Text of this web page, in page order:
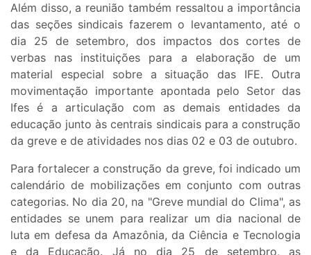
Além disso, a reunião também ressaltou a importância
das seções sindicais fazerem o levantamento, até o
dia 25 de setembro, dos impactos dos cortes de
verbas nas instituições para a elaboração de um
material especial sobre a situação das IFE. Outra
movimentação importante apontada pelo Setor das
Ifes é a articulação com as demais entidades da
educação junto às centrais sindicais para a construção
da greve e de atividades nos dias 02 e 03 de outubro.
Para fortalecer a construção da greve, foi indicado um
calendário de mobilizações em conjunto com outras
categorias. No dia 20, na "Greve mundial do Clima", as
entidades se unem para realizar um dia nacional de
luta em defesa da Amazônia, da Ciência e Tecnologia
e da Educação. Já no dia 25 de setembro, as